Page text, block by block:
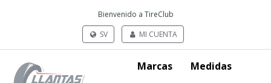
Bienvenido a TireClub
SV
MI CUENTA
Marcas Medidas